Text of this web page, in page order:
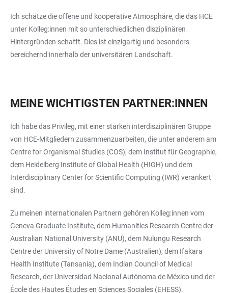
Ich schätze die offene und kooperative Atmosphäre, die das HCE
unter Kolleg:innen mit so unterschiedlichen disziplinären
Hintergründen schafft. Dies ist einzigartig und besonders
bereichernd innerhalb der universitären Landschaft.
MEINE WICHTIGSTEN PARTNER:INNEN
Ich habe das Privileg, mit einer starken interdisziplinären Gruppe
von HCE-Mitgliedern zusammenzuarbeiten, die unter anderem am
Centre for Organismal Studies (COS), dem Institut für Geographie,
dem Heidelberg Institute of Global Health (HIGH) und dem
Interdisciplinary Center for Scientific Computing (IWR) verankert
sind.
Zu meinen internationalen Partnern gehören Kolleg:innen vom
Geneva Graduate Institute, dem Humanities Research Centre der
Australian National University (ANU), dem Nulungu Research
Centre der University of Notre Dame (Australien), dem Ifakara
Health Institute (Tansania), dem Indian Council of Medical
Research, der Universidad Nacional Autónoma de México und der
École des Hautes Études en Sciences Sociales (EHESS).